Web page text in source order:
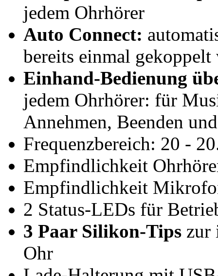
jedem Ohrhörer
Auto Connect:
bereits einmal gekoppelt
Einhand-Bedienung
jedem Ohrhörer: für
Annehmen, Beenden
Frequenzbereich: 20 -
Empfindlichkeit
Empfindlichkeit
2 Status-LEDs für
3 Paar Silikon-Tips zur
Ohr